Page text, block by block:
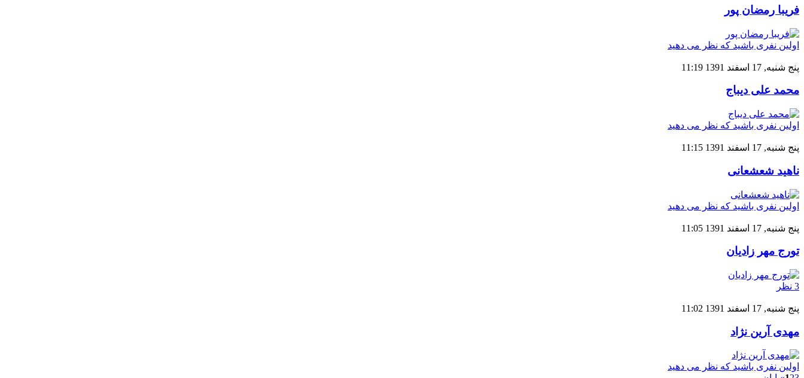
فریبا رمضان پور
اولین نفری باشید که نظر می دهید
پنج شنبه, 17 اسفند 1391 11:19
محمد علی دیباج
اولین نفری باشید که نظر می دهید
پنج شنبه, 17 اسفند 1391 11:15
ناهید شعشعانی
اولین نفری باشید که نظر می دهید
پنج شنبه, 17 اسفند 1391 11:05
تورج مهر زادیان
3 نظر
پنج شنبه, 17 اسفند 1391 11:02
مهدی آرین نژاد
اولین نفری باشید که نظر می دهید